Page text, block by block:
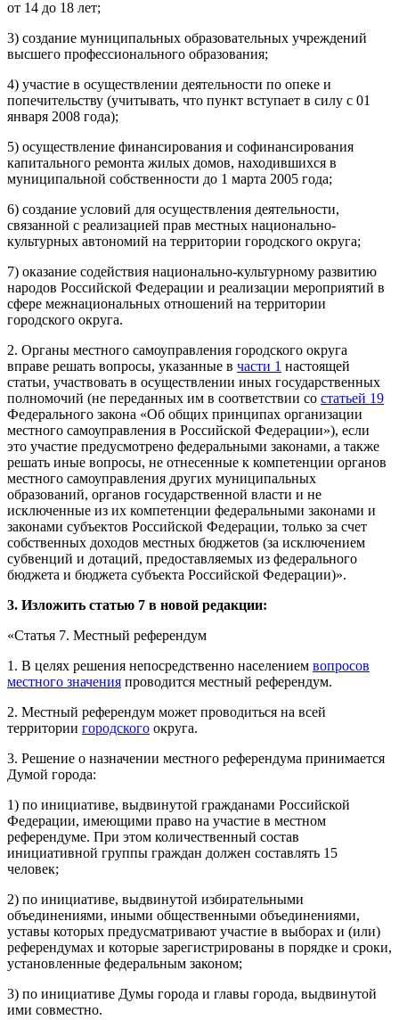
от 14 до 18 лет;
3) создание муниципальных образовательных учреждений
высшего профессионального образования;
4) участие в осуществлении деятельности по опеке и
попечительству (учитывать, что пункт вступает в силу с 01
января 2008 года);
5) осуществление финансирования и софинансирования
капитального ремонта жилых домов, находившихся в
муниципальной собственности до 1 марта 2005 года;
6) создание условий для осуществления деятельности,
связанной с реализацией прав местных национально-
культурных автономий на территории городского округа;
7) оказание содействия национально-культурному развитию
народов Российской Федерации и реализации мероприятий в
сфере межнациональных отношений на территории
городского округа.
2. Органы местного самоуправления городского округа
вправе решать вопросы, указанные в части 1 настоящей
статьи, участвовать в осуществлении иных государственных
полномочий (не переданных им в соответствии со статьей 19
Федерального закона «Об общих принципах организации
местного самоуправления в Российской Федерации»), если
это участие предусмотрено федеральными законами, а также
решать иные вопросы, не отнесенные к компетенции органов
местного самоуправления других муниципальных
образований, органов государственной власти и не
исключенные из их компетенции федеральными законами и
законами субъектов Российской Федерации, только за счет
собственных доходов местных бюджетов (за исключением
субвенций и дотаций, предоставляемых из федерального
бюджета и бюджета субъекта Российской Федерации)».
3. Изложить статью 7 в новой редакции:
«Статья 7. Местный референдум
1. В целях решения непосредственно населением вопросов
местного значения проводится местный референдум.
2. Местный референдум может проводиться на всей
территории городского округа.
3. Решение о назначении местного референдума принимается
Думой города:
1) по инициативе, выдвинутой гражданами Российской
Федерации, имеющими право на участие в местном
референдуме. При этом количественный состав
инициативной группы граждан должен составлять 15
человек;
2) по инициативе, выдвинутой избирательными
объединениями, иными общественными объединениями,
уставы которых предусматривают участие в выборах и (или)
референдумах и которые зарегистрированы в порядке и сроки,
установленные федеральным законом;
3) по инициативе Думы города и главы города, выдвинутой
ими совместно.